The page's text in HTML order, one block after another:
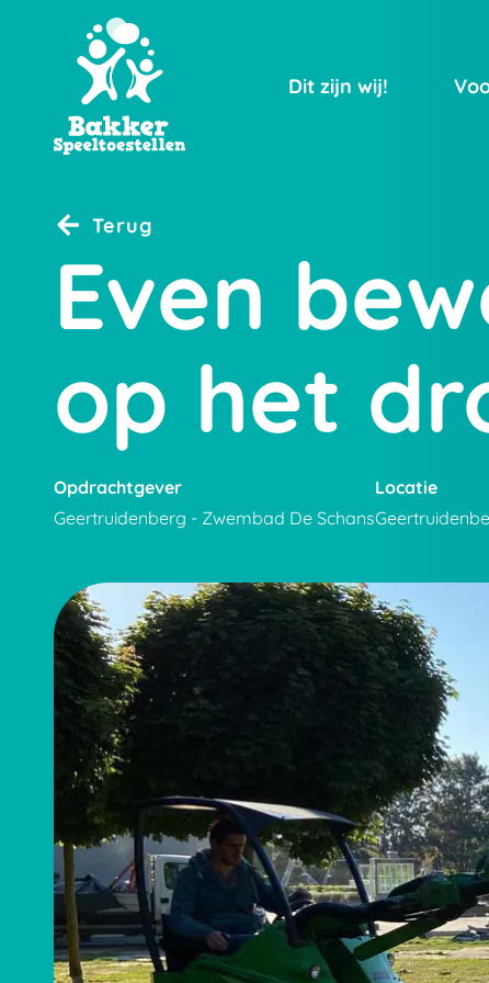
Dit zijn wij!
Terug
Even
op het
Opdrachtgever
Geertruidenberg - Zwembad De Schans
Locatie